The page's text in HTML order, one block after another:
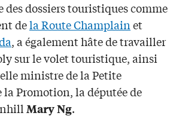
des dossiers touristiques comme
dela Route Champlainet
, a également hâte de travailler
sur le volet touristique, ainsi
ministre de la Petite
la Promotion, la députée de
Mary Ng.